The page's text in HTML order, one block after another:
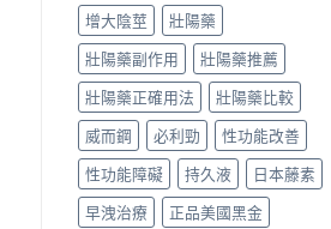
法、
副
作
用
與
真
假
辨
別〉
中
保
養、
副
作
用
與
價
格〉
中
親
身
比
較
藥
效
時
間、
硬
度、
增大陰莖
壯陽藥
壯陽藥副作用
壯陽藥推薦
壯陽藥正確用法
壯陽藥比較
威而鋼
必利勁
性功能改善
性功能障礙
持久液
日本藤素
早洩治療
正品美國黑金